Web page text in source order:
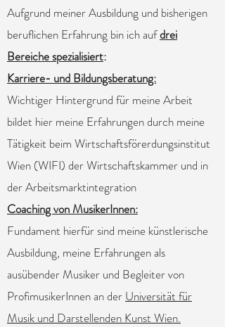
Aufgrund meiner Ausbildung und bisherigen
beruflichen Erfahrung bin ich aufdrei
Bereiche spezialisiert:
Karriere- und Bildungsberatung:
Wichtiger Hintergrund für meine Arbeit
bildet hier meine Erfahrungen durch meine
Tätigkeit beim Wirtschaftsförerdungsinstitut
Wien (WIFI) der Wirtschaftskammer und in
der Arbeitsmarktintegration
Coaching von MusikerInnen:
Fundament hierfür sind meine künstlerische
Ausbildung, meine Erfahrungen als
ausübender Musiker und Begleiter von
ProfimusikerInnen an der Universität für
Musik und Darstellenden Kunst Wien.